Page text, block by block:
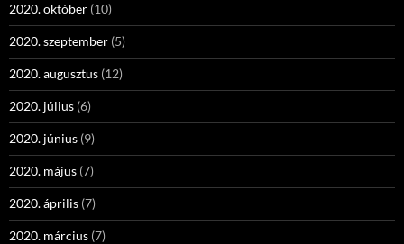
2020. október (10)
2020. szeptember (5)
2020. augusztus (12)
2020. július (6)
2020. június (9)
2020. május (7)
2020. április (7)
2020. március (7)